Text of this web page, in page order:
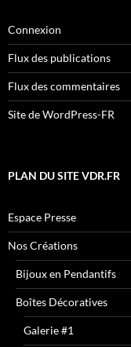
Connexion
Flux des publications
Flux des commentaires
Site de WordPress-FR
PLAN DU SITE VDR.FR
Espace Presse
Nos Créations
Bijoux en Pendantifs
Boîtes Décoratives
Galerie #1